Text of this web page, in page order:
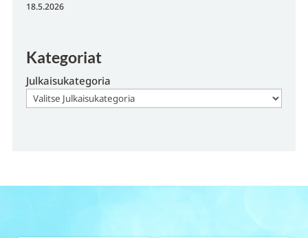
18.5.2026
Kategoriat
Julkaisukategoria